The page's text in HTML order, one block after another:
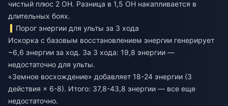
чистый плюс 2 ОН. Разница в 1,5 ОН накапливается в
длительных боях.
Порог энергии для ульты за 3 хода
Искорка с базовым восстановлением энергии генерирует
~6,6 энергии за ход. За 3 хода: 19,8 энергии —
недостаточно для ульты.
«Земное восхождение» добавляет 18-24 энергии (3
действия × 6-8). Итого: 37,8-43,8 энергии — все еще
недостаточно.